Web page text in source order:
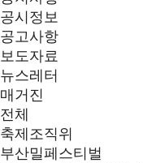
공시정보
공고사항
보도자료
뉴스레터
매거진
전체
축제조직위
부산밀페스티벌